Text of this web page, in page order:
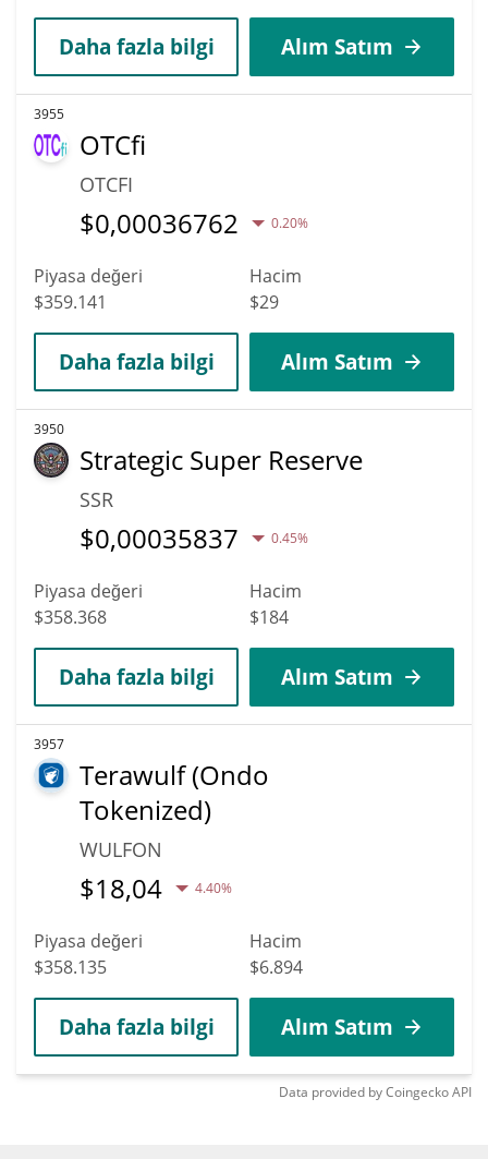
Daha fazla bilgi Alım Satım
3955
OTCfi
OTCFI
$0,00036762 0.20%
Piyasa değeri
$359.141
Hacim
$29
Daha fazla bilgi Alım Satım
3950
Strategic Super Reserve
SSR
$0,00035837 0.45%
Piyasa değeri
$358.368
Hacim
$184
Daha fazla bilgi Alım Satım
3957
Terawulf (Ondo
Tokenized)
WULFON
$18,04 4.40%
Piyasa değeri
$358.135
Hacim
$6.894
Daha fazla bilgi Alım Satım
Data provided byCoingeckoAPI